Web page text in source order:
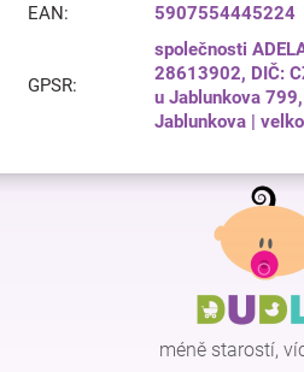
EAN: 5907554445224
GPSR:
společnosti
28613902, DIČ:
u Jablunkova
Jablunkova |
Z
méně starostí,